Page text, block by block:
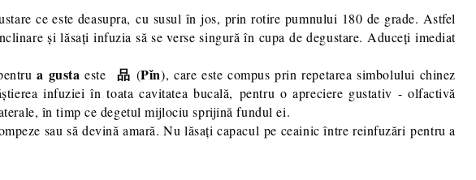
ce este deasupra, cu susul în jos, prin rotire pumnului 180 de grade. Astfel
și lăsați infuzia să se verse singură în cupa de degustare. Aduceți imediat
a gusta este品 (Pǐn), care este compus prin repetarea simbolului chinez
infuziei în toata cavitatea bucală, pentru o apreciere gustativ - olfactivă
în timp ce degetul mijlociu sprijină fundul ei.
sau să devină amară. Nu lăsați capacul pe ceainic între reinfuzări pentru a